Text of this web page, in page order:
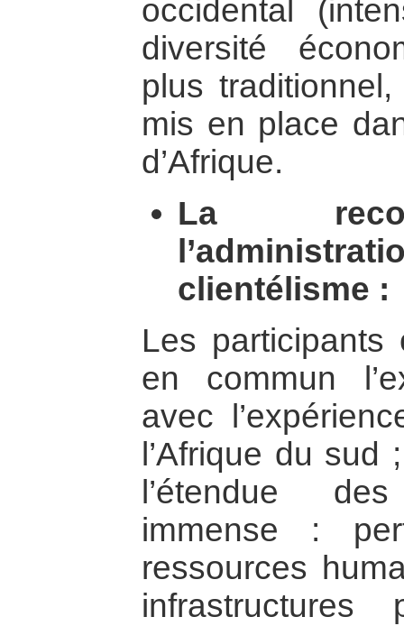
occidental
diversité
plus
mis en place
d’Afrique.
La
clientélisme :
Les
en commun
avec
l’Afrique du
l’étendue
immense :
ressources
infrastructures